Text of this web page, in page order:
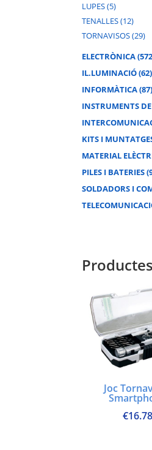
LUPES (5)
TENALLES (12)
TORNAVISOS (29)
ELECTRÒNICA
IL.LUMINACIÓ (62)
INFORMÀTICA (87)
INSTRUMENTS
KITS I
MATERIAL
PILES I BATERIES
SOLDADORS I
Joc
€16.78